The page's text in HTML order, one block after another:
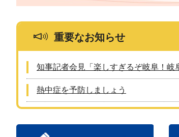
重要なお知らせ
知事記者会見「楽しすぎるぞ岐阜！
熱中症を予防しましょう